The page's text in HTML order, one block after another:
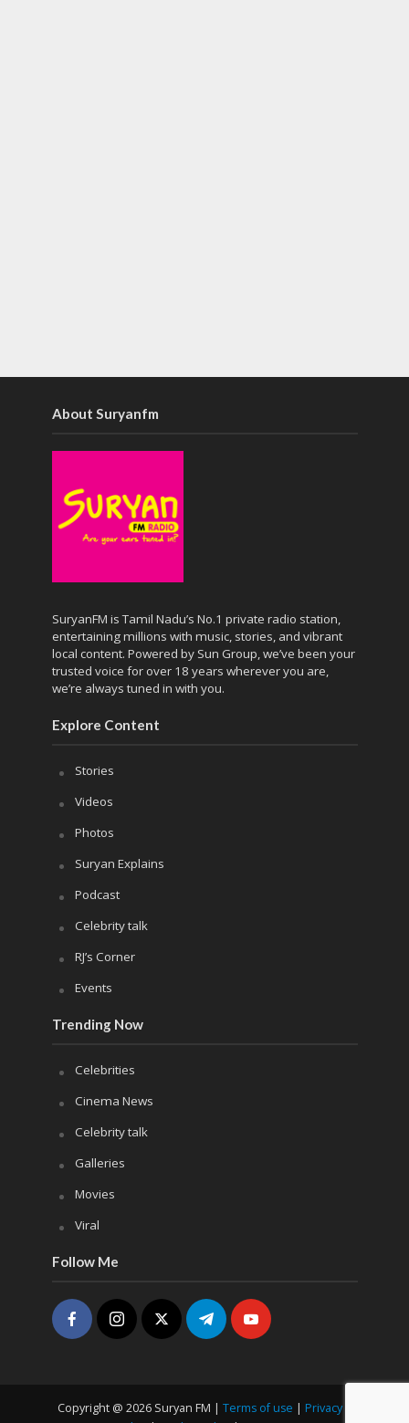
About Suryanfm
SuryanFM is Tamil Nadu’s No.1 private radio station,
entertaining millions with music, stories, and vibrant
local content. Powered by Sun Group, we’ve been your
trusted voice for over 18 years wherever you are,
we’re always tuned in with you.
Explore Content
Stories
Videos
Photos
Suryan Explains
Podcast
Celebrity talk
RJ’s Corner
Events
Trending Now
Celebrities
Cinema News
Celebrity talk
Galleries
Movies
Viral
Follow Me
Copyright @ 2026 Suryan FM | Terms of use | Privacy